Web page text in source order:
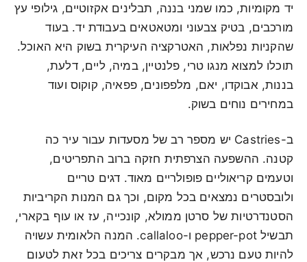
יד מקומיות, כמו שמני בננה, תבלינים אקזוטיים, גילופי עץ
מורכבים, בטיק צבעוני ומטאטאים בעבודת יד. בעוד
שהקניות נפלאות, האטרקציה העיקרית בשוק היא האוכל.
תוכלו למצוא מנגו טרי, פלנטיין, במיה, ליים, דלעת,
בננות, אבוקדו, יאם, מלפפונים, פפאיה, קוקוס ועוד
במחירים נוחים בשוק.
ב-Castries יש מספר רב של מסעדות עבור עיר כה
קטנה. ההשפעה הצרפתית חזקה ברוב התפריטים,
וטעמים קריאוליים פופולריים מאוד. דגים טריים
ולובסטרים נמצאים בכל מקום, וכך גם המנות הקריביות
הסטנדרטיות של סרטן ממולא, קונכייה, עז או עוף בקארי,
תבשיל pepper-pot ו-callaloo. המנה הלאומית עשויה
להיות טעם נרכש, אך מבקרים צריכים בכל זאת לטעום